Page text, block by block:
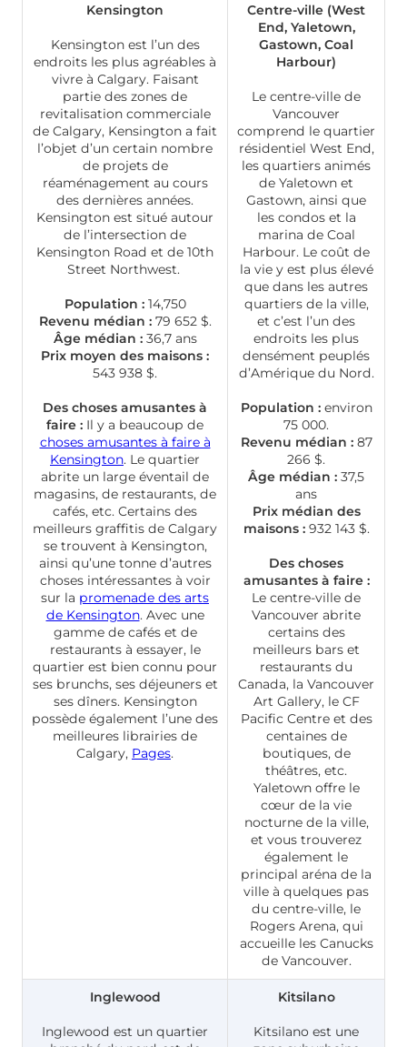
Kensington
Kensington est l’un des
endroits les plus agréables à
vivre à Calgary. Faisant
partie des zones de
revitalisation commerciale
de Calgary, Kensington a fait
l’objet d’un certain nombre
de projets de
réaménagement au cours
des dernières années.
Kensington est situé autour
de l’intersection de
Kensington Road et de 10th
Street Northwest.
Population :14,750
Revenu médian :79 652 $.
Âge médian :36,7 ans
Prix moyen des maisons :
543 938 $.
Des choses amusantes à
faire : Il y a beaucoup de
choses amusantes à faire à
Kensington. Le quartier
abrite un large éventail de
magasins, de restaurants, de
cafés, etc. Certains des
meilleurs graffitis de Calgary
se trouvent à Kensington,
ainsi qu’une tonne d’autres
choses intéressantes à voir
sur la promenade des arts
de Kensington. Avec une
gamme de cafés et de
restaurants à essayer, le
quartier est bien connu pour
ses brunchs, ses déjeuners et
ses dîners. Kensington
possède également l’une des
meilleures librairies de
Calgary, Pages.
Centre-ville (West
End, Yaletown,
Gastown, Coal
Harbour)
Le centre-ville de
Vancouver
comprend le quartier
résidentiel West End,
les quartiers animés
de Yaletown et
Gastown, ainsi que
les condos et la
marina de Coal
Harbour. Le coût de
la vie y est plus élevé
que dans les autres
quartiers de la ville,
et c’est l’un des
endroits les plus
densément peuplés
d’Amérique du Nord.
Population : environ
75 000.
Revenu médian : 87
266 $.
Âge médian : 37,5
ans
Prix médian des
maisons : 932 143 $.
Des choses
amusantes à faire :
Le centre-ville de
Vancouver abrite
certains des
meilleurs bars et
restaurants du
Canada, la Vancouver
Art Gallery, le CF
Pacific Centre et des
centaines de
boutiques, de
théâtres, etc.
Yaletown offre le
cœur de la vie
nocturne de la ville,
et vous trouverez
également le
principal aréna de la
ville à quelques pas
du centre-ville, le
Rogers Arena, qui
accueille les Canucks
de Vancouver.
Inglewood
Inglewood est un quartier
Kitsilano
Kitsilano est une